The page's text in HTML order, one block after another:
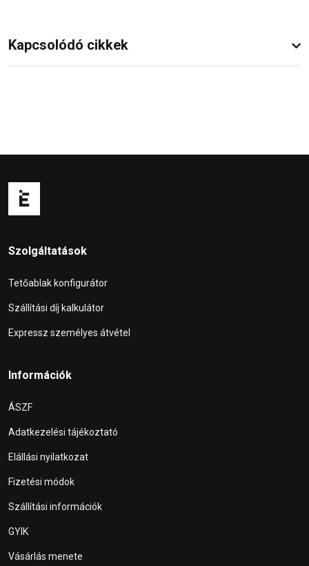
Kapcsolódó cikkek
Szolgáltatások
Tetőablak konfigurátor
Szállítási díj kalkulátor
Expressz személyes átvétel
Információk
ÁSZF
Adatkezelési tájékoztató
Elállási nyilatkozat
Fizetési módok
Szállítási információk
GYIK
Vásárlás menete